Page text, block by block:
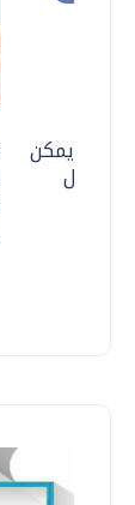
.. هل يمكن
نتعامل